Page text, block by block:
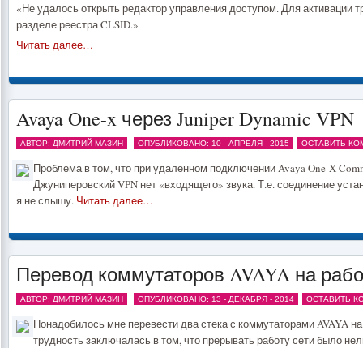
«Не удалось открыть редактор управления доступом. Для активации
разделе реестра CLSID.»
Читать далее…
Avaya One-x через Juniper Dynamic VPN
АВТОР: ДМИТРИЙ МАЗИН ОПУБЛИКОВАНО: 10 - АПРЕЛЯ - 2015 ОСТАВИТЬ
Проблема в том, что при удаленном подключении Avaya One-X
Джуниперовский VPN нет «входящего» звука. Т.е. соединение
я не слышу. Читать далее…
Перевод коммутаторов AVAYA на
АВТОР: ДМИТРИЙ МАЗИН ОПУБЛИКОВАНО: 13 - ДЕКАБРЯ - 2014 ОСТАВИТЬ
Понадобилось мне перевести два стека с коммутаторами AVAYA
трудность заключалась в том, что прерывать работу сети было